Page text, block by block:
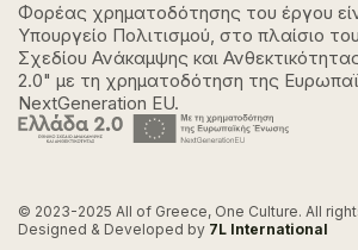
Φορέας χρηματοδότησης του έργου
Υπουργείο Πολιτισμού, στο πλαίσιο
Σχεδίου Ανάκαμψης και
2.0" με τη χρηματοδότηση της
NextGeneration EU.
© 2023-2025 All of Greece, Οne Culture. All
Designed & Developed by 7L International